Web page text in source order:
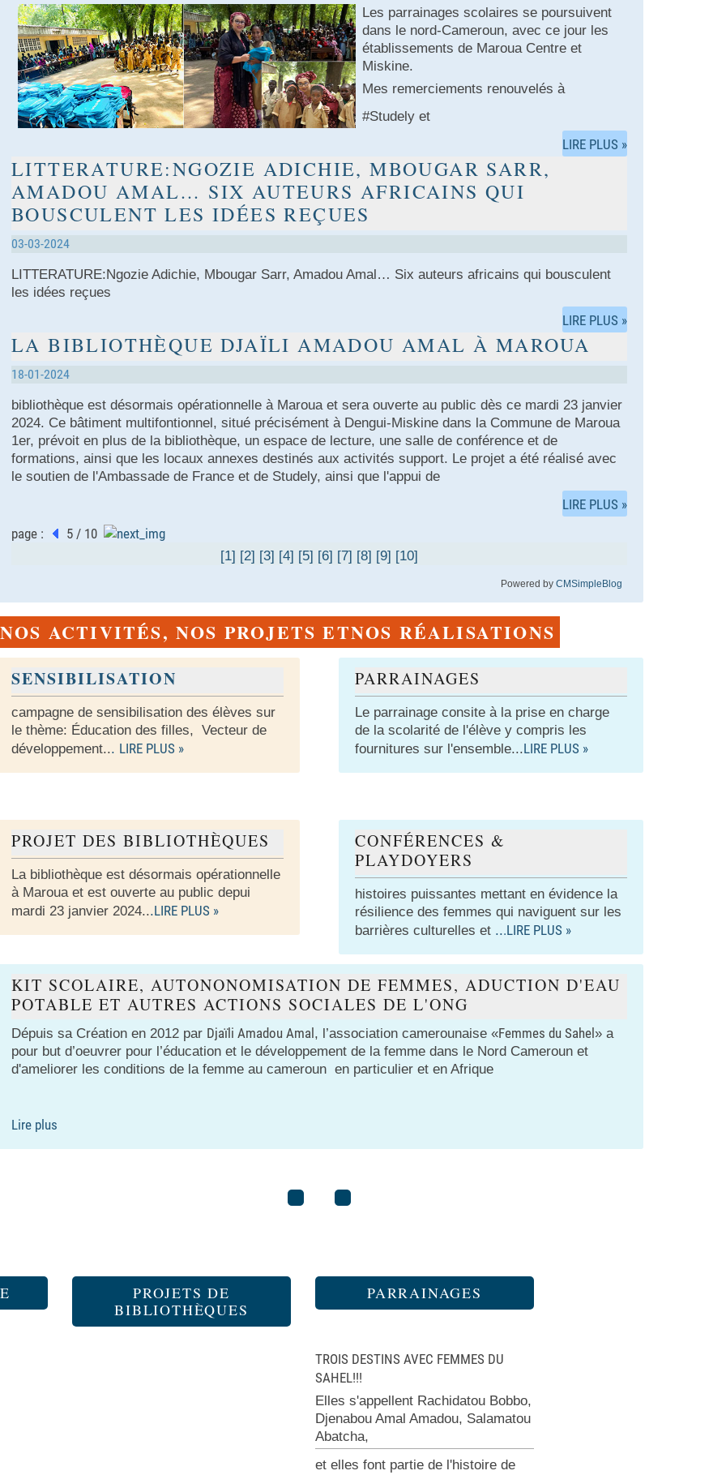
Les parrainages scolaires se poursuivent
dans le nord-Cameroun, avec ce jour les
établissements de Maroua Centre et
Miskine.
Mes remerciements renouvelés à
#Studely et
LIRE PLUS »
LITTERATURE:NGOZIE ADICHIE, MBOUGAR SARR,
AMADOU AMAL… SIX AUTEURS AFRICAINS QUI
BOUSCULENT LES IDÉES REÇUES
03-03-2024
LITTERATURE:Ngozie Adichie, Mbougar Sarr, Amadou Amal… Six auteurs africains qui bousculent
les idées reçues
LIRE PLUS »
LA BIBLIOTHÈQUE DJAÏLI AMADOU AMAL À MAROUA
18-01-2024
bibliothèque est désormais opérationnelle à Maroua et sera ouverte au public dès ce mardi 23 janvier
2024. Ce bâtiment multifontionnel, situé précisément à Dengui-Miskine dans la Commune de Maroua
1er, prévoit en plus de la bibliothèque, un espace de lecture, une salle de conférence et de
formations, ainsi que les locaux annexes destinés aux activités support. Le projet a été réalisé avec
le soutien de l'Ambassade de France et de Studely, ainsi que l'appui de
LIRE PLUS »
page :
5 / 10
[1] [2] [3] [4] [5] [6] [7] [8] [9] [10]
Powered by CMSimpleBlog
NOS ACTIVITÉS, NOS PROJETS ETNOS RÉALISATIONS
SENSIBILISATION
campagne de sensibilisation des élèves sur
le thème: Éducation des filles, Vecteur de
développement... LIRE PLUS »
PARRAINAGES
Le parrainage consite à la prise en charge
de la scolarité de l'élève y compris les
fournitures sur l'ensemble...LIRE PLUS »
PROJET DES BIBLIOTHÈQUES
La bibliothèque est désormais opérationnelle
à Maroua et est ouverte au public depui
mardi 23 janvier 2024...LIRE PLUS »
CONFÉRENCES &
PLAYDOYERS
histoires puissantes mettant en évidence la
résilience des femmes qui naviguent sur les
barrières culturelles et ...LIRE PLUS »
KIT SCOLAIRE, AUTONONOMISATION DE FEMMES, ADUCTION D'EAU
POTABLE ET AUTRES ACTIONS SOCIALES DE L'ONG
Dépuis sa Création en 2012 par Djaïli Amadou Amal, l’association camerounaise «Femmes du Sahel» a
pour but d’oeuvrer pour l’éducation et le développement de la femme dans le Nord Cameroun et
d'ameliorer les conditions de la femme au cameroun en particulier et en Afrique
Lire plus
PROJETS DE
BIBLIOTHÈQUES
PARRAINAGES
TROIS DESTINS AVEC FEMMES DU
SAHEL!!!
Elles s'appellent Rachidatou Bobbo,
Djenabou Amal Amadou, Salamatou
Abatcha,
et elles font partie de l'histoire de